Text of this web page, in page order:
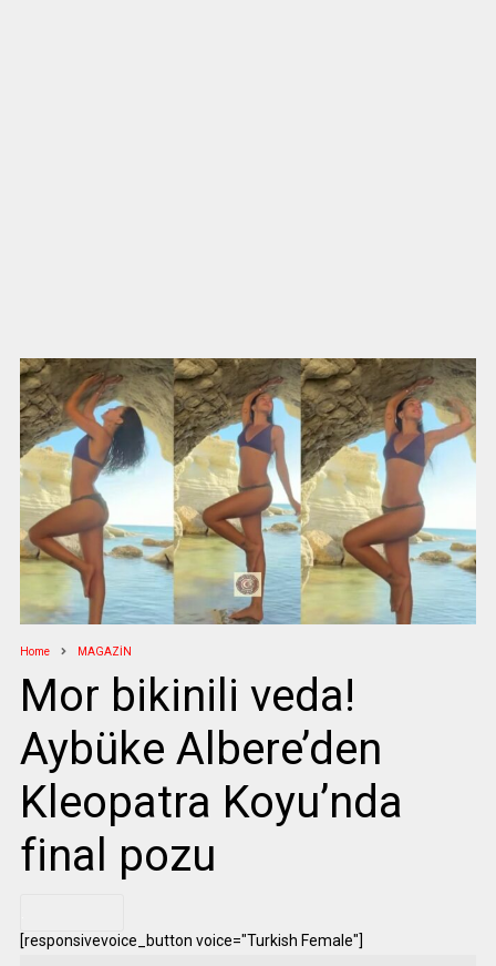
Home MAGAZİN
Mor bikinili veda!
Aybüke Albere’den
Kleopatra Koyu’nda
final pozu
[responsivevoice_button voice="Turkish Female"]